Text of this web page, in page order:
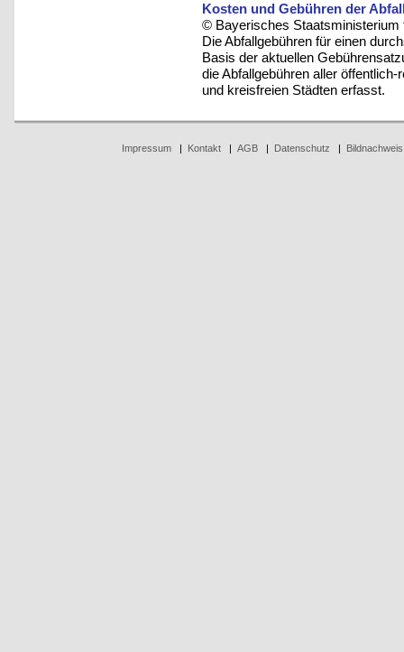
Kosten und Gebühren der
© Bayerisches Staatsministerium
Die Abfallgebühren für einen
Basis der aktuellen
die Abfallgebühren aller
und kreisfreien Städten erfasst.
Impressum| Kontakt| AGB| Datenschutz | Bildnachweis